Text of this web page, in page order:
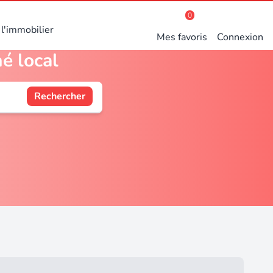
l'immobilier
0
Mes favoris Connexion
local
Rechercher